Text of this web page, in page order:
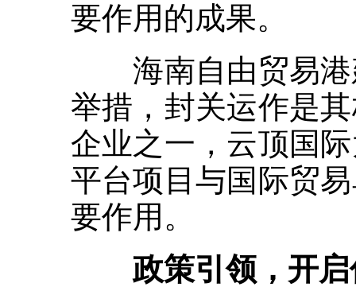
要作用的成果。
海南自由贸易港
举措，封关运作是
企业之一，云顶国
平台项目与国际贸
要作用。
政策引领，开启